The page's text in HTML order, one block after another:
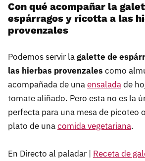
Con qué acompañar la
espárragos y ricotta a las
provenzales
Podemos servir lagalette de
las hierbas provenzales como
acompañada de unaensaladade
tomate aliñado. Pero esta no es la
perfecta para una mesa de picoteo
plato de unacomida vegetariana.
En Directo al paladar | Receta de